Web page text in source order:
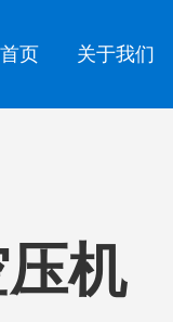
页 关于我们
机